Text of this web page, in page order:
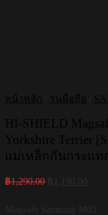
หน้าหลัก รุ่นมือถือ
HI-SHIELD
Yorkshire Terrier
แม่เหล็กกันกระแท
฿1,290.00